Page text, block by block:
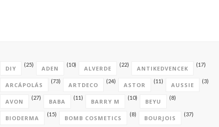
DIY
(25)
ADEN
(10)
ALVERDE
(22)
ANTIKEDVENCEK
(17)
ARCÁPOLÁS
(73)
ARTDECO
(24)
ASTOR
(11)
AUSSIE
(3)
AVON
(27)
BABA
(11)
BARRY M
(10)
BEYU
(8)
BIODERMA
(15)
BOMB COSMETICS
(8)
BOURJOIS
(37)